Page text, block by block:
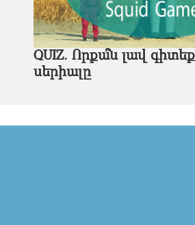
QUIZ. Որքա՞ն լավ գիտեք
սերիալը